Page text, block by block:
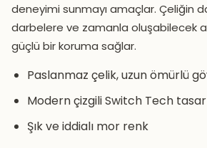
deneyimi sunmayı amaçlar. Çeliğin
darbelere ve zamanla oluşabilecek
güçlü bir koruma sağlar.
Paslanmaz çelik, uzun ömürlü
Modern çizgili Switch Tech
Şık ve iddialı mor renk